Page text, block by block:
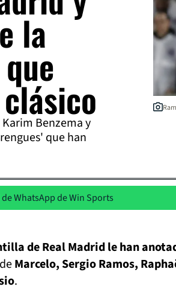
la
Benzema y
que han
WhatsApp de Win Sports
de Real Madrid le han
Marcelo, Sergio Ramos,
.